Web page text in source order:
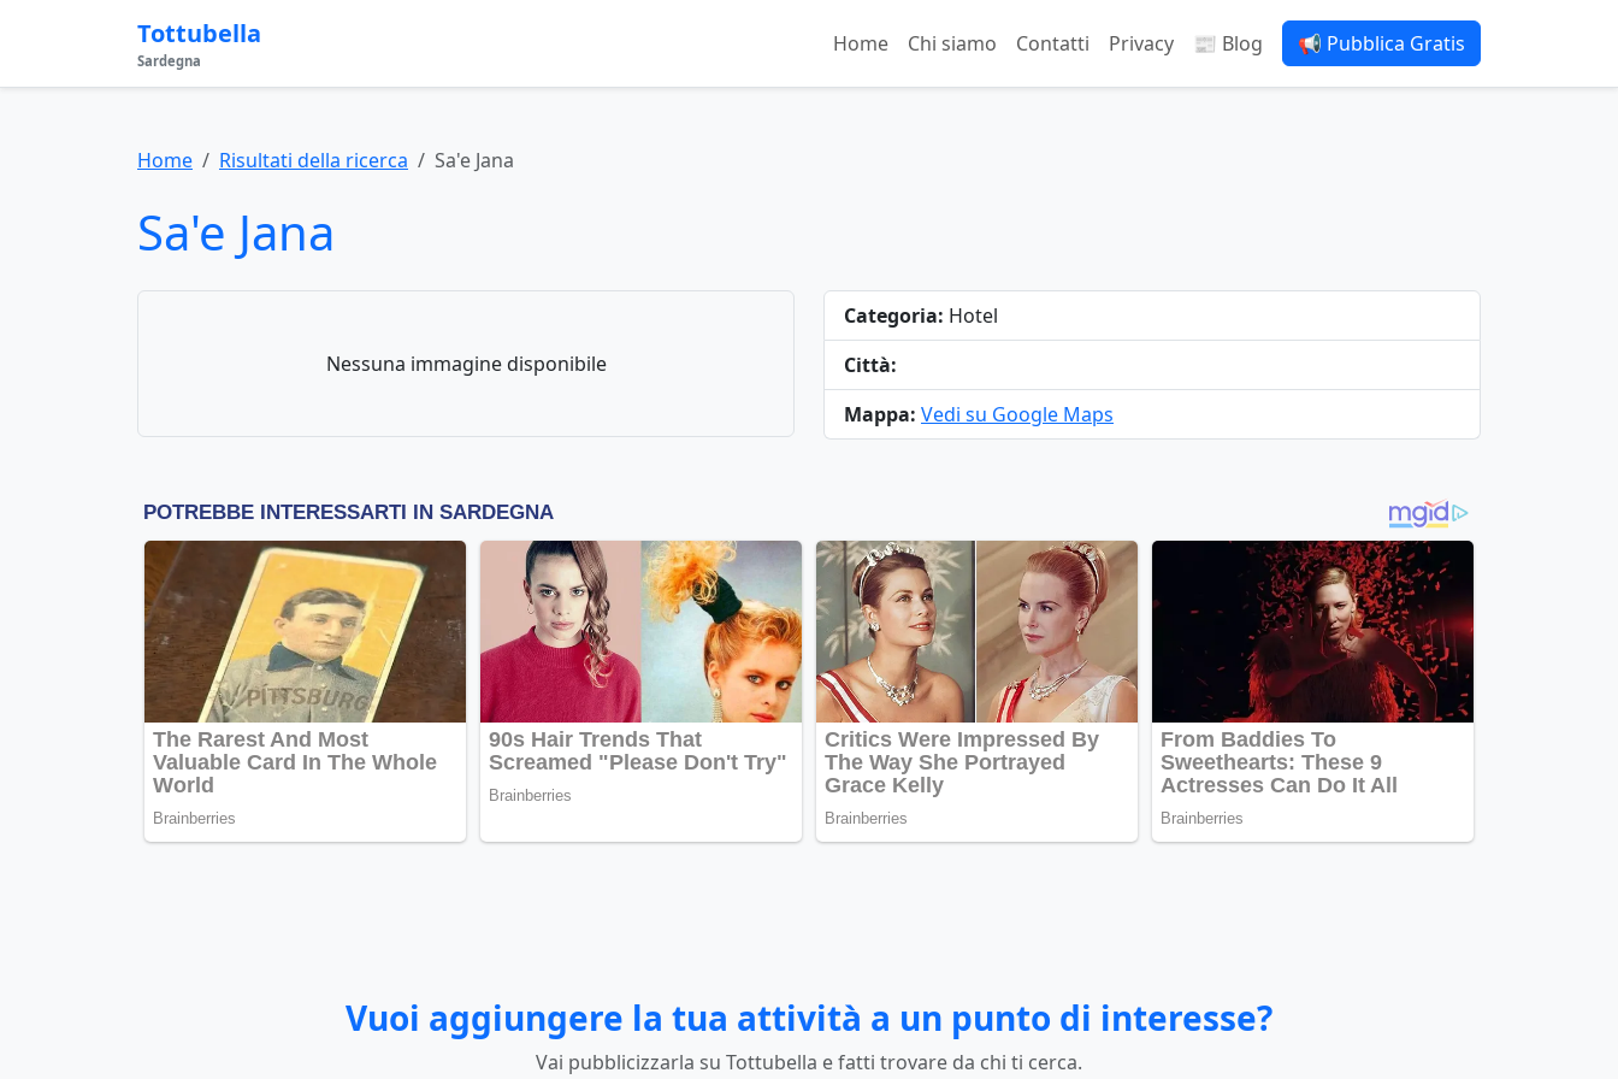
Tottubella
Sardegna
Home Chi siamo Contatti Privacy 📰 Blog 📢 Pubblica Gratis
Home Risultati della ricerca Sa'e Jana
Sa'e Jana
Nessuna immagine disponibile
Categoria: Hotel
Città:
Mappa: Vedi su Google Maps
Vuoi aggiungere la tua attività a un punto di interesse?
Vai pubblicizzarla su Tottubella e fatti trovare da chi ti cerca.